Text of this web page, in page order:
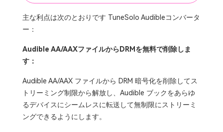
主な利点は次のとおりです TuneSolo Audibleコンバータ
ー：
Audible AA/AAXファイルからDRMを無料で削除しま
す：
Audible AA/AAX ファイルから DRM 暗号化を削除してス
トリーミング制限から解放し、Audible ブックをあらゆ
るデバイスにシームレスに転送して無制限にストリーミ
ングできるようにします。